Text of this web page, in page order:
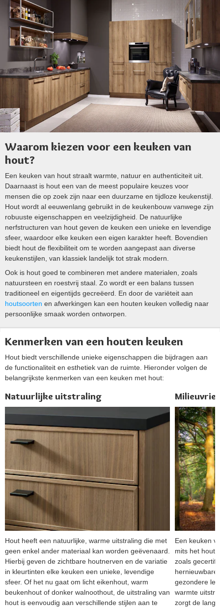
Waarom kiezen voor een keuken van
hout?
Een keuken van hout straalt warmte, natuur en authenticiteit uit.
Daarnaast is hout een van de meest populaire keuzes voor
mensen die op zoek zijn naar een duurzame en tijdloze keukenstijl.
Hout wordt al eeuwenlang gebruikt in de keukenbouw vanwege zijn
robuuste eigenschappen en veelzijdigheid. De natuurlijke
nerfstructuren van hout geven de keuken een unieke en levendige
sfeer, waardoor elke keuken een eigen karakter heeft. Bovendien
biedt hout de flexibiliteit om te worden aangepast aan diverse
keukenstijlen, van klassiek landelijk tot strak modern.
Ook is hout goed te combineren met andere materialen, zoals
natuursteen en roestvrij staal. Zo wordt er een balans tussen
traditioneel en eigentijds gecreëerd. En door de variëteit aan
houtsoorten en afwerkingen kan een houten keuken volledig naar
persoonlijke smaak worden ontworpen.
Kenmerken van een houten keuken
Hout biedt verschillende unieke eigenschappen die bijdragen aan
de functionaliteit en esthetiek van de ruimte. Hieronder volgen de
belangrijkste kenmerken van een keuken met hout:
Natuurlijke uitstraling
Hout heeft een natuurlijke, warme uitstraling die met
geen enkel ander materiaal kan worden geëvenaard.
Hierbij geven de zichtbare houtnerven en de variatie
in kleurtinten elke keuken een unieke, levendige
sfeer. Of het nu gaat om licht eikenhout, warm
beukenhout of donker walnoothout, de uitstraling van
hout is eenvoudig aan verschillende stijlen aan te
Een keuken
mits het hout
zoals
gezondere
warmte
zorgt de